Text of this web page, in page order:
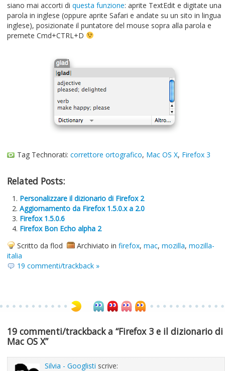
siano mai accorti di questa funzione: aprite TextEdit e digitate una
parola in inglese (oppure aprite Safari e andate su un sito in lingua
inglese), posizionate il puntatore del mouse sopra alla parola e
premete Cmd+CTRL+D
Tag Technorati: correttore ortografico, Mac OS X, Firefox 3
Related Posts:
Personalizzare il dizionario di Firefox 2
Aggiornamento da Firefox 1.5.0.x a 2.0
Firefox 1.5.0.6
Firefox Bon Echo alpha 2
Scritto da flod
Archiviato in firefox, mac, mozilla, mozilla-
italia
19 commenti/trackback »
19 commenti/trackback a “Firefox 3 e il dizionario di
Mac OS X”
Silvia - Googlisti scrive: